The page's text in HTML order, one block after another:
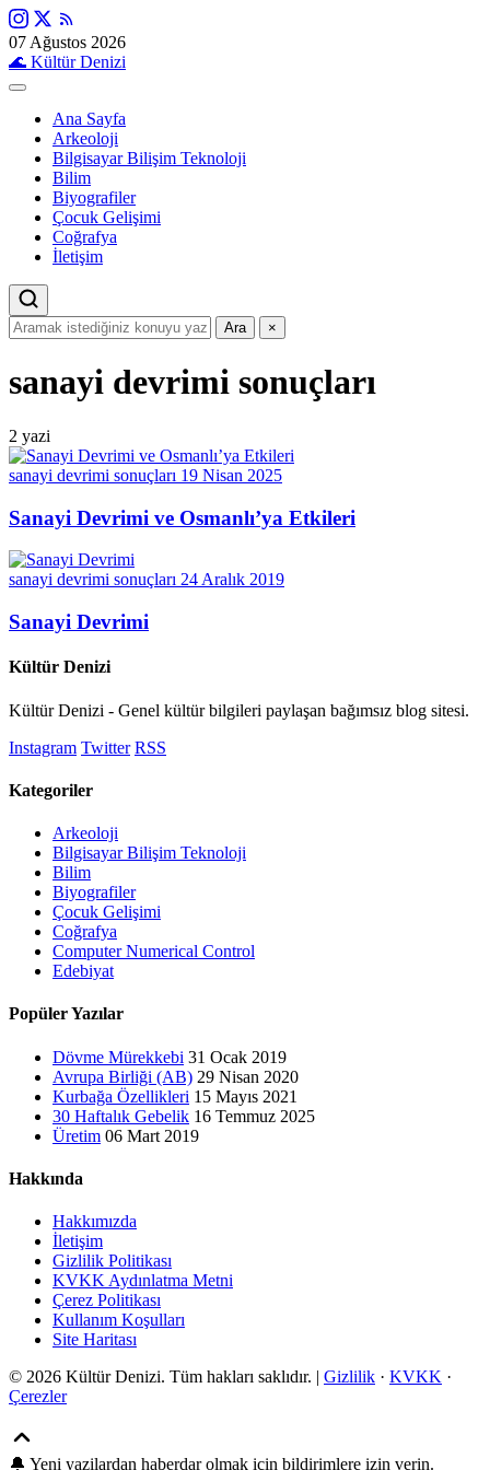
07 Ağustos 2026
🌊 Kültür Denizi
Ana Sayfa
Arkeoloji
Bilgisayar Bilişim Teknoloji
Bilim
Biyografiler
Çocuk Gelişimi
Coğrafya
İletişim
Ara ×
sanayi devrimi sonuçları
2 yazi
sanayi devrimi sonuçları 19 Nisan 2025
Sanayi Devrimi ve Osmanlı’ya Etkileri
sanayi devrimi sonuçları 24 Aralık 2019
Sanayi Devrimi
Kültür Denizi
Kültür Denizi - Genel kültür bilgileri paylaşan bağımsız blog sitesi.
Instagram Twitter RSS
Kategoriler
Arkeoloji
Bilgisayar Bilişim Teknoloji
Bilim
Biyografiler
Çocuk Gelişimi
Coğrafya
Computer Numerical Control
Edebiyat
Popüler Yazılar
Dövme Mürekkebi 31 Ocak 2019
Avrupa Birliği (AB) 29 Nisan 2020
Kurbağa Özellikleri 15 Mayıs 2021
30 Haftalık Gebelik 16 Temmuz 2025
Üretim 06 Mart 2019
Hakkında
Hakkımızda
İletişim
Gizlilik Politikası
KVKK Aydınlatma Metni
Çerez Politikası
Kullanım Koşulları
Site Haritası
© 2026 Kültür Denizi. Tüm hakları saklıdır. | Gizlilik · KVKK ·
Çerezler
🔔 Yeni yazilardan haberdar olmak icin bildirimlere izin verin.